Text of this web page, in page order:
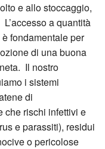
e allo stoccaggio,
a quantità
fondamentale per
di una buona
Il nostro
i sistemi
di
che rischi infettivi e
e parassiti), residui
o pericolose